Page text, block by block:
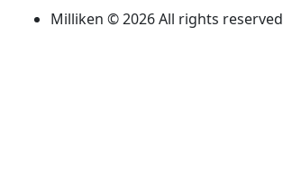
Milliken © 2026 All rights reserved